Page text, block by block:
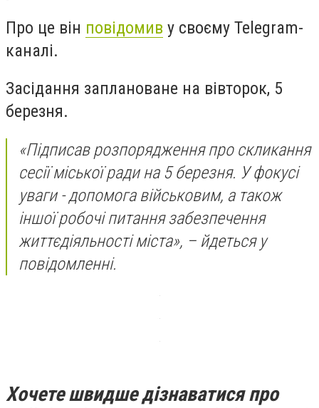
Про це він повідомив у своєму Telegram-
каналі.
Засідання заплановане на вівторок, 5
березня.
«Підписав розпорядження про скликання
сесії міської ради на 5 березня. У фокусі
уваги - допомога військовим, а також
іншої робочі питання забезпечення
життєдіяльності міста», – йдеться у
повідомленні.
Хочете швидше дізнаватися про